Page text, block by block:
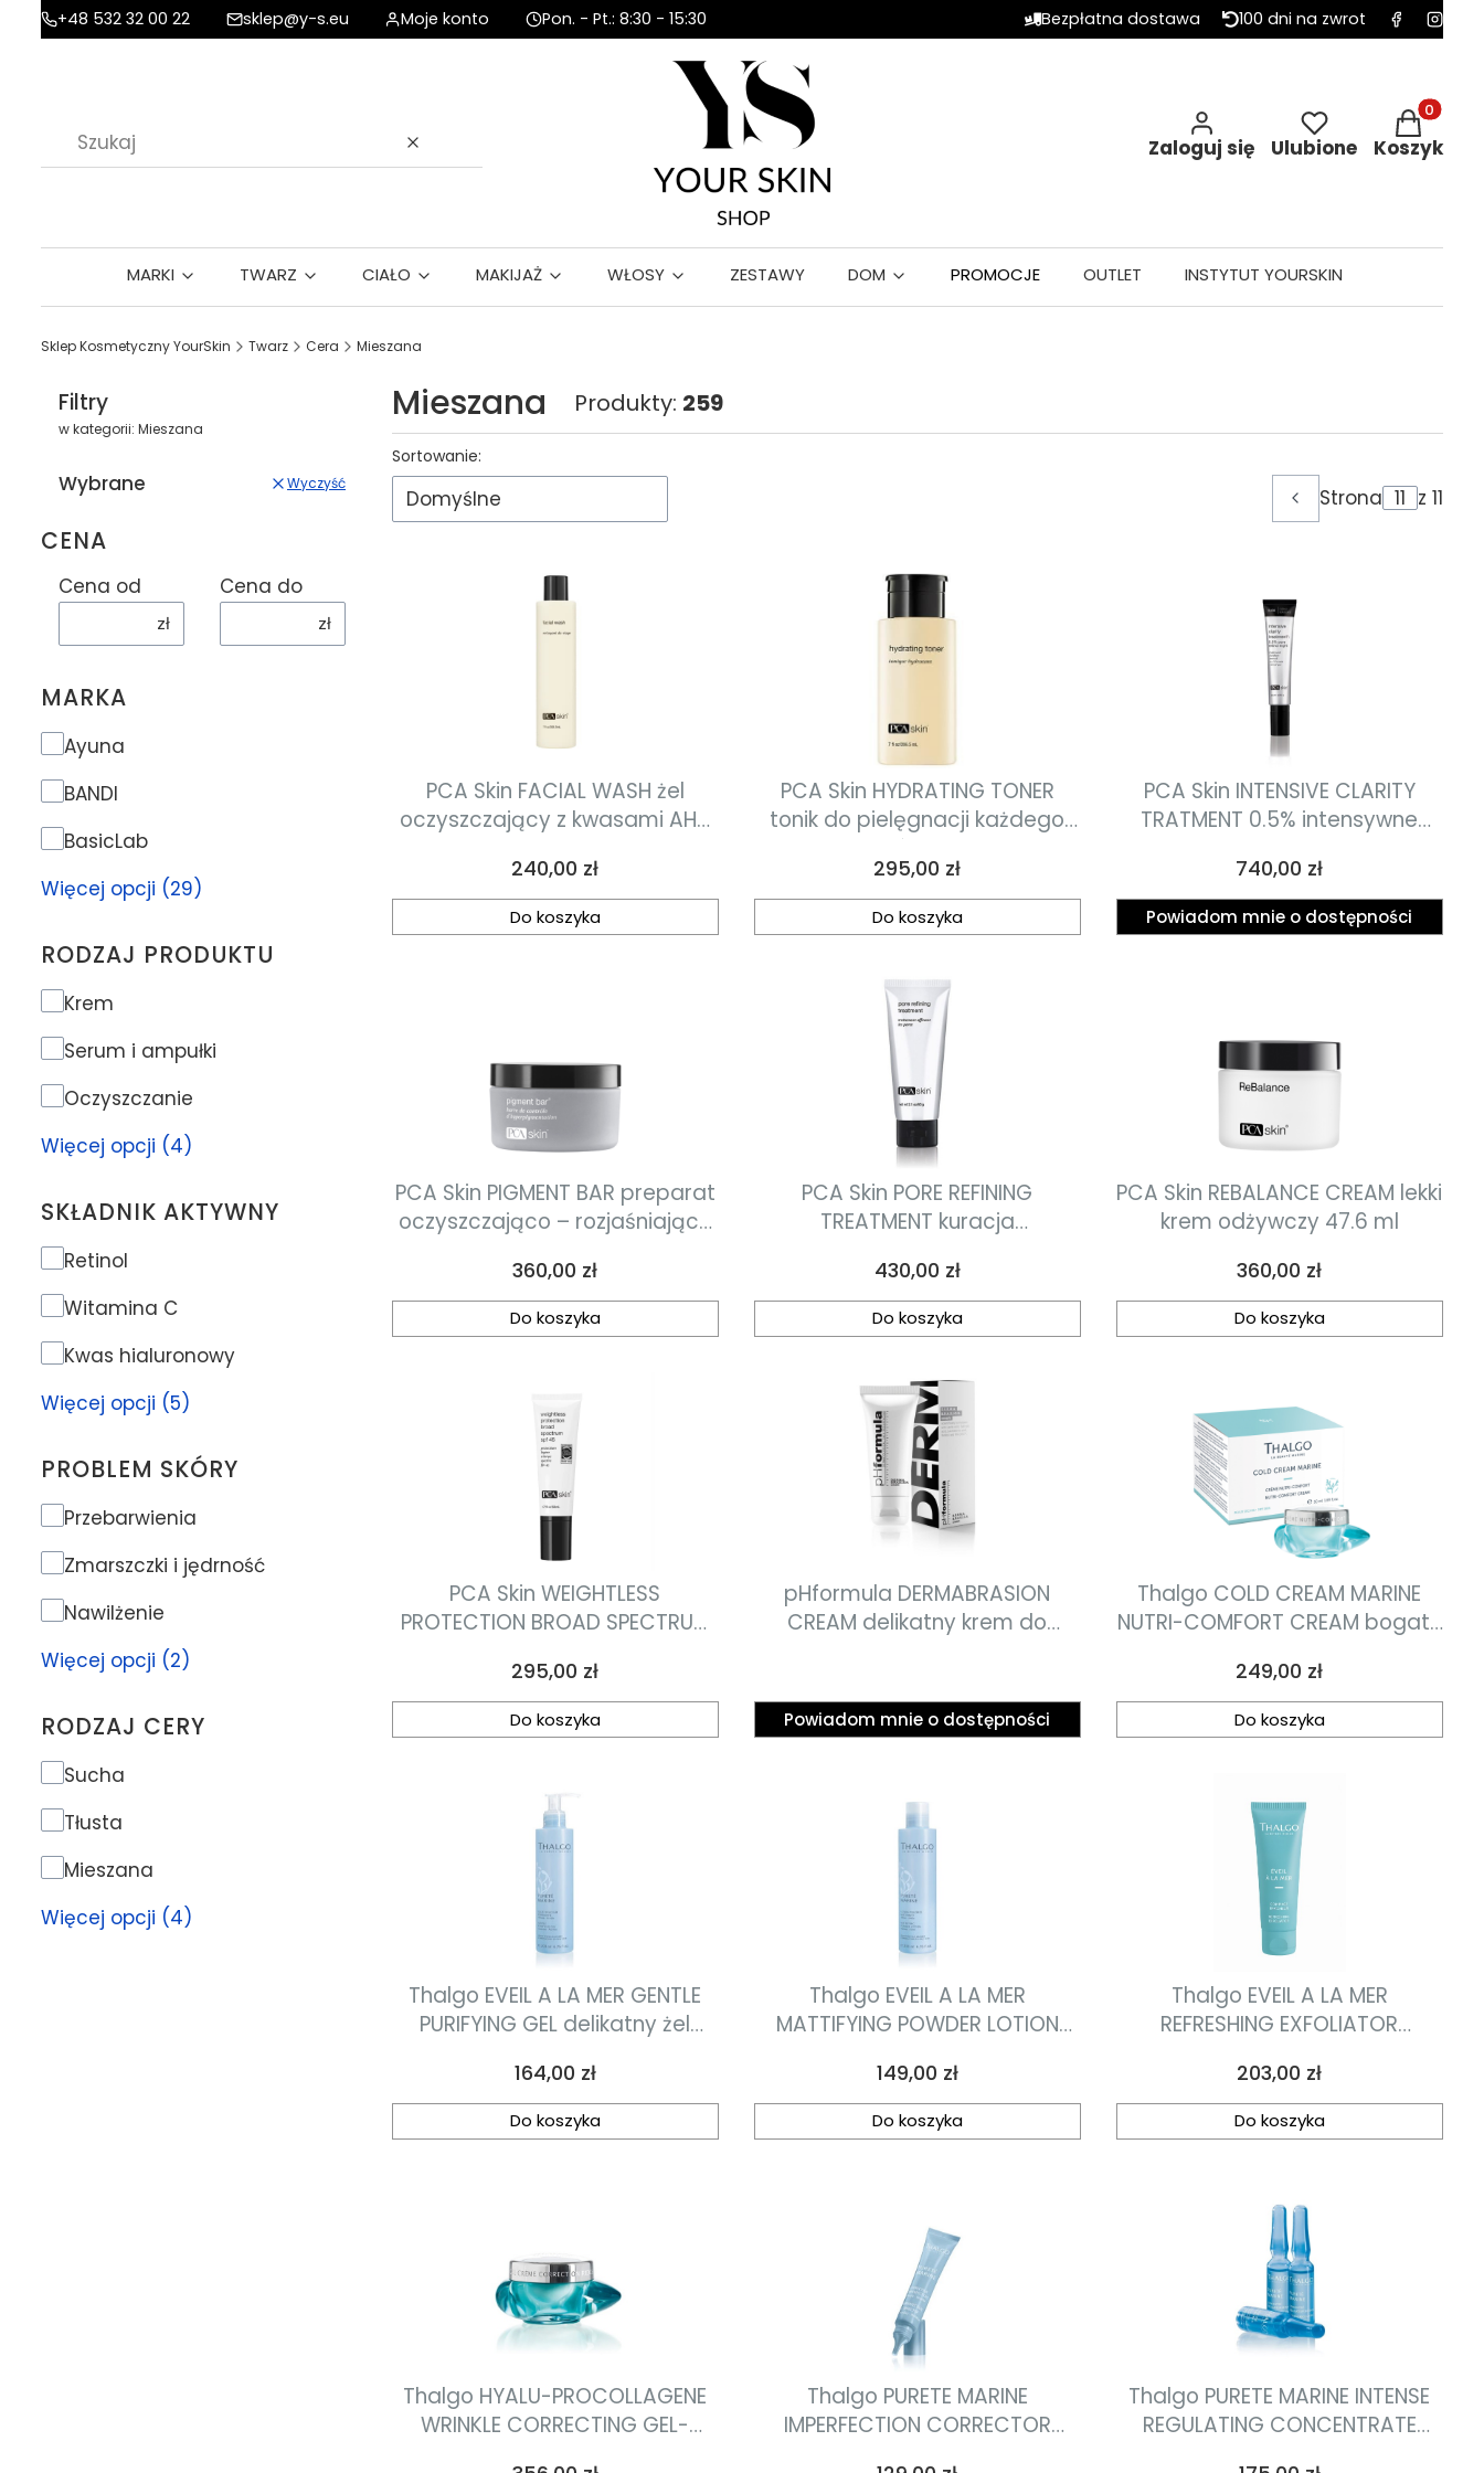
+48 532 32 00 22 sklep@y-s.eu Moje konto Pon. - Pt.: 8:30 - 15:30 Bezpłatna dostawa 100 dni na zwrot
Wyczyść Zaloguj się Ulubione
Produkty
Koszyk
MARKI TWARZ CIAŁO MAKIJAŻ WŁOSY ZESTAWY DOM PROMOCJE OUTLET INSTYTUT YOURSKIN
Sklep Kosmetyczny YourSkin Twarz Cera Mieszana
Filtry
w kategorii: Mieszana
Wybrane Wyczyść
CENA
Cena od
zł
Cena do
zł
MARKA
Marka
Ayuna
BANDI
BasicLab
Więcej opcji (29)
RODZAJ PRODUKTU
Rodzaj produktu
Krem
Serum i ampułki
Oczyszczanie
Więcej opcji (4)
SKŁADNIK AKTYWNY
Składnik aktywny
Retinol
Witamina C
Kwas hialuronowy
Więcej opcji (5)
PROBLEM SKÓRY
Problem skóry
Przebarwienia
Zmarszczki i jędrność
Nawilżenie
Więcej opcji (2)
RODZAJ CERY
Rodzaj cery
Sucha
Tłusta
Mieszana
Więcej opcji (4)
Mieszana Produkty: 259
Lista produktów
Sortowanie:
Domyślne Poprzednie produkty
Strona z 11
PCA Skin FACIAL WASH żel
oczyszczający z kwasami AHA
Cena
240,00 zł
Do koszyka
PCA Skin HYDRATING TONER
tonik do pielęgnacji każdego
typu skóry 206.5ml
Cena
295,00 zł
Do koszyka
PCA Skin INTENSIVE CLARITY
TRATMENT 0.5% intensywne
fitowym 29.5ml
Cena
740,00 zł
Powiadom mnie o dostępności
PCA Skin PIGMENT BAR preparat
oczyszczająco – rozjaśniający
Cena
360,00 zł
Do koszyka
PCA Skin PORE REFINING
TREATMENT kuracja
pory 60g
Cena
430,00 zł
Do koszyka
PCA Skin REBALANCE CREAM lekki
krem odżywczy 47.6 ml
Cena
360,00 zł
Do koszyka
PCA Skin WEIGHTLESS
PROTECTION BROAD SPECTRUM
ml
Cena
295,00 zł
Do koszyka
pHformula DERMABRASION
CREAM delikatny krem do
Powiadom mnie o dostępności
Thalgo COLD CREAM MARINE
NUTRI-COMFORT CREAM bogaty
Cena
249,00 zł
Do koszyka
Thalgo EVEIL A LA MER GENTLE
PURIFYING GEL delikatny żel
Cena
164,00 zł
Do koszyka
Thalgo EVEIL A LA MER
MATTIFYING POWDER LOTION
Cena
149,00 zł
Do koszyka
Thalgo EVEIL A LA MER
REFRESHING EXFOLIATOR
Cena
203,00 zł
Do koszyka
Thalgo HYALU-PROCOLLAGENE
WRINKLE CORRECTING GEL-
Thalgo PURETE MARINE
IMPERFECTION CORRECTOR
Thalgo PURETE MARINE INTENSE
REGULATING CONCENTRATE